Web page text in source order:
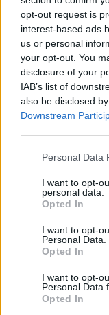
opt-out request is
interest-based ads
us or personal
your opt-out. You
disclosure of your
IAB’s list of
also be disclosed
Downstream
Personal Data
I want to opt-
personal data.
Opted In
I want to opt-
Personal Data.
Opted In
I want to opt-
Personal Data
Opted In
Στενά του
Λιμενικό Σώμα
ΕΙΔΗΣΕΙΣ
Eurobank: